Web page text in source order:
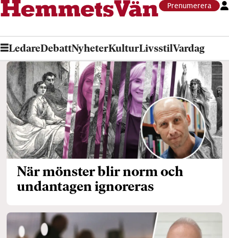
Prenumerera
LedareDebattNyheterKulturLivsstilVardag
Tag:
bibeltolkning
När mönster blir norm och
undantagen ignoreras